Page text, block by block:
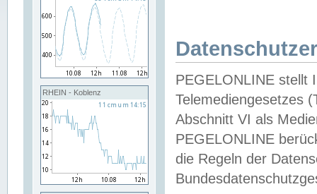
RHEIN - Koblenz
PEGELONLINE stellt
Telemediengesetzes
Abschnitt VI als
PEGELONLINE
die Regeln der